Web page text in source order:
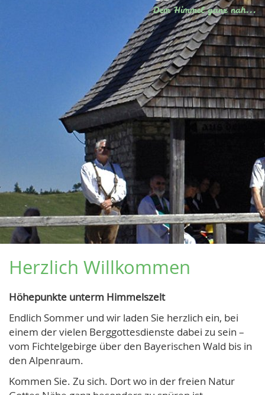
Dem Himmel ganz nah...
Herzlich Willkommen
Höhepunkte unterm Himmelszelt
Endlich Sommer und wir laden Sie herzlich ein, bei
einem der vielen Berggottesdienste dabei zu sein –
vom Fichtelgebirge über den Bayerischen Wald bis in
den Alpenraum.
Kommen Sie. Zu sich. Dort wo in der freien Natur